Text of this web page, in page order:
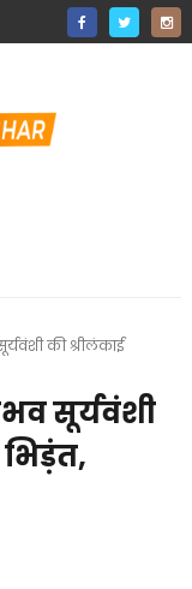
की श्रीलंकाई
सूर्यवंशी